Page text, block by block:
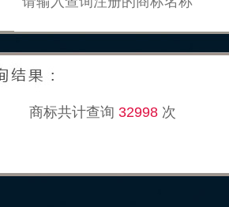
商标共计查询 32998 次